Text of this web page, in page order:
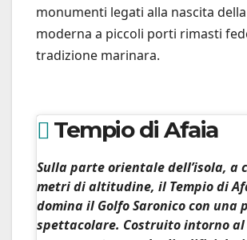
monumenti legati alla nascita della
moderna a piccoli porti rimasti
tradizione marinara.
Tempio di Afaia
Sulla parte orientale dell’isola, a
metri di altitudine, ilTempio di
domina ilGolfo Saronicocon una
spettacolare. Costruito intorno al